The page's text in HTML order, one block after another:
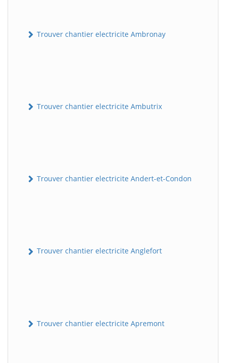
Trouver chantier electricite Ambronay
Trouver chantier electricite Ambutrix
Trouver chantier electricite Andert-et-Condon
Trouver chantier electricite Anglefort
Trouver chantier electricite Apremont